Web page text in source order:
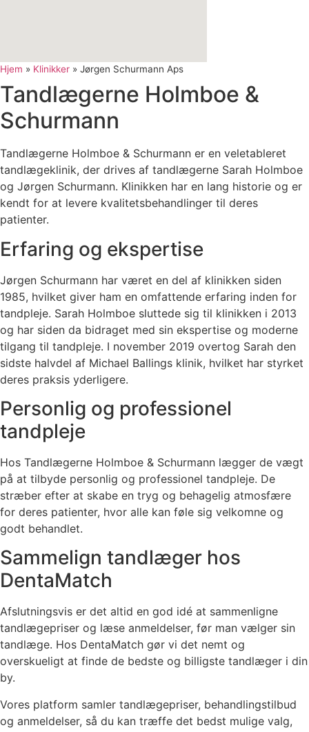
Hjem » Klinikker » Jørgen Schurmann Aps
Tandlægerne Holmboe &
Schurmann
Tandlægerne Holmboe & Schurmann er en veletableret
tandlægeklinik, der drives af tandlægerne Sarah Holmboe
og Jørgen Schurmann. Klinikken har en lang historie og er
kendt for at levere kvalitetsbehandlinger til deres
patienter.
Erfaring og ekspertise
Jørgen Schurmann har været en del af klinikken siden
1985, hvilket giver ham en omfattende erfaring inden for
tandpleje. Sarah Holmboe sluttede sig til klinikken i 2013
og har siden da bidraget med sin ekspertise og moderne
tilgang til tandpleje. I november 2019 overtog Sarah den
sidste halvdel af Michael Ballings klinik, hvilket har styrket
deres praksis yderligere.
Personlig og professionel
tandpleje
Hos Tandlægerne Holmboe & Schurmann lægger de vægt
på at tilbyde personlig og professionel tandpleje. De
stræber efter at skabe en tryg og behagelig atmosfære
for deres patienter, hvor alle kan føle sig velkomne og
godt behandlet.
Sammelign tandlæger hos
DentaMatch
Afslutningsvis er det altid en god idé at sammenligne
tandlægepriser og læse anmeldelser, før man vælger sin
tandlæge. Hos DentaMatch gør vi det nemt og
overskueligt at finde de bedste og billigste tandlæger i din
by.
Vores platform samler tandlægepriser, behandlingstilbud
og anmeldelser, så du kan træffe det bedst mulige valg,